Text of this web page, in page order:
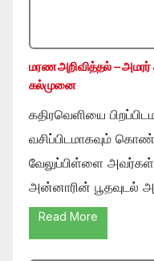
மரண அறிவித்தல் – அமரர்
கல்முனை
கதிரவெளியை
வசிப்பிடமாகவும்
வேலுப்பிள்ளை அவர்கள்
அன்னாரின் பூதவுடல்
Read More